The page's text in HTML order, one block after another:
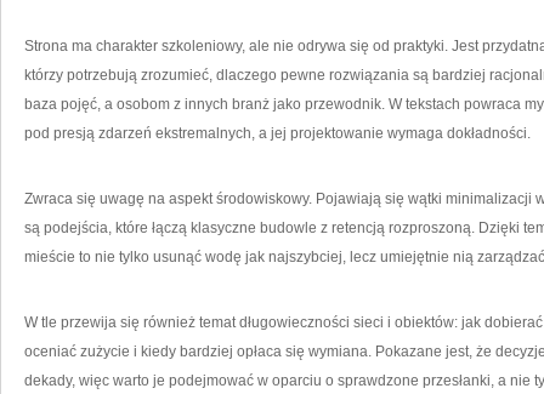
Strona ma charakter szkoleniowy, ale nie odrywa się od praktyki. Jest
którzy potrzebują zrozumieć, dlaczego pewne rozwiązania są bardziej
baza pojęć, a osobom z innych branż jako przewodnik. W tekstach powraca
pod presją zdarzeń ekstremalnych, a jej projektowanie wymaga dokładności.
Zwraca się uwagę na aspekt środowiskowy. Pojawiają się wątki minimalizacji
są podejścia, które łączą klasyczne budowle z retencją rozproszoną. Dzięki
mieście to nie tylko usunąć wodę jak najszybciej, lecz umiejętnie nią
W tle przewija się również temat długowieczności sieci i obiektów: jak
oceniać zużycie i kiedy bardziej opłaca się wymiana. Pokazane jest, że
dekady, więc warto je podejmować w oparciu o sprawdzone przesłanki, a nie